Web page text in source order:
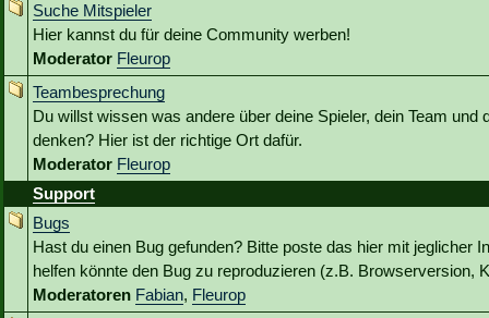
Suche Mitspieler
Hier kannst du für deine Community werben!
Moderator Fleurop
Teambesprechung
Du willst wissen was andere über deine Spieler, dein Team und
denken? Hier ist der richtige Ort dafür.
Moderator Fleurop
Support
Bugs
Hast du einen Bug gefunden? Bitte poste das hier mit jeglicher
helfen könnte den Bug zu reproduzieren (z.B. Browserversion,
Moderatoren Fabian, Fleurop